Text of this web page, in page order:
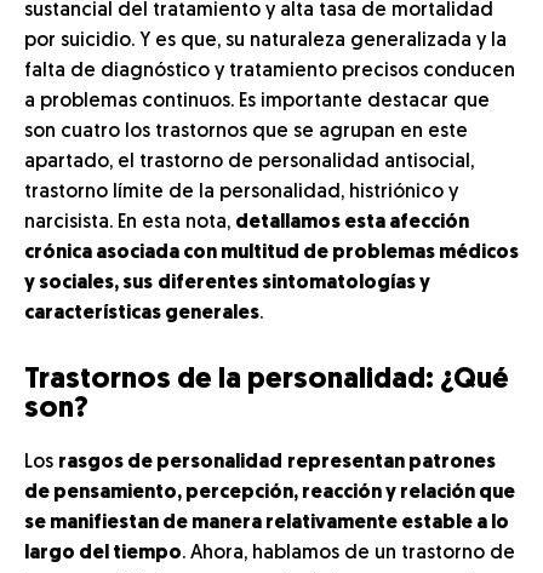
sustancial del tratamiento y alta tasa de mortalidad
por suicidio. Y es que, su naturaleza generalizada y la
falta de diagnóstico y tratamiento precisos conducen
a problemas continuos. Es importante destacar que
son cuatro los trastornos que se agrupan en este
apartado, el trastorno de personalidad antisocial,
trastorno límite de la personalidad, histriónico y
narcisista. En esta nota, detallamos esta afección
crónica asociada con multitud de problemas médicos
y sociales, sus diferentes sintomatologías y
características generales.
Trastornos de la personalidad: ¿Qué
son?
Los rasgos de personalidad representan patrones
de pensamiento, percepción, reacción y relación que
se manifiestan de manera relativamente estable a lo
largo del tiempo. Ahora, hablamos de un trastorno de